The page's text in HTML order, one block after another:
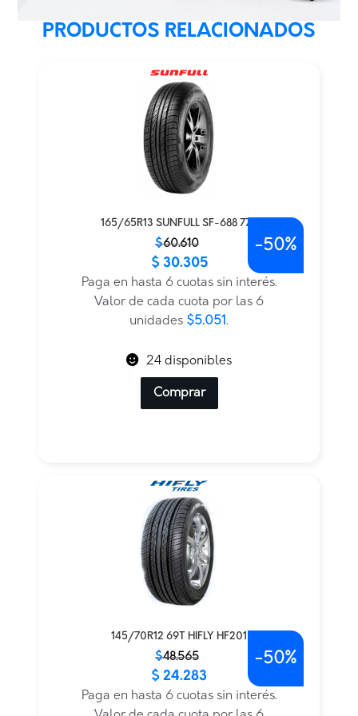
PRODUCTOS RELACIONADOS
165/65R13 SUNFULL SF-688 77T
$60.610
original
actual
$ 30.305
Paga en hasta 6 cuotas sin interés.
Valor de cada cuota por las 6
unidades $5.051.
-50%
24 disponibles
Comprar
145/70R12 69T HIFLY HF201
$48.565
original
actual
$ 24.283
Paga en hasta 6 cuotas sin interés.
-50%